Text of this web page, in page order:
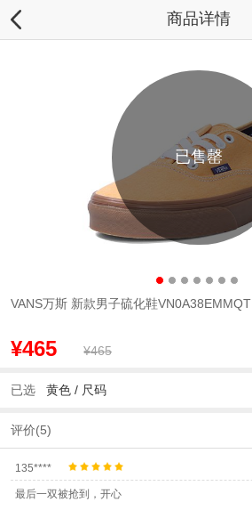
商品详情
已售罄
VANS万斯 新款男子硫化鞋VN0A38EMMQT
¥465 ¥465
已选 黄色 / 尺码
评价(5)
135****
最后一双被抢到，开心